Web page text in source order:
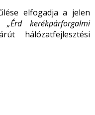
elfogadja a jelen
„Érd kerékpárforgalmi
hálózatfejlesztési